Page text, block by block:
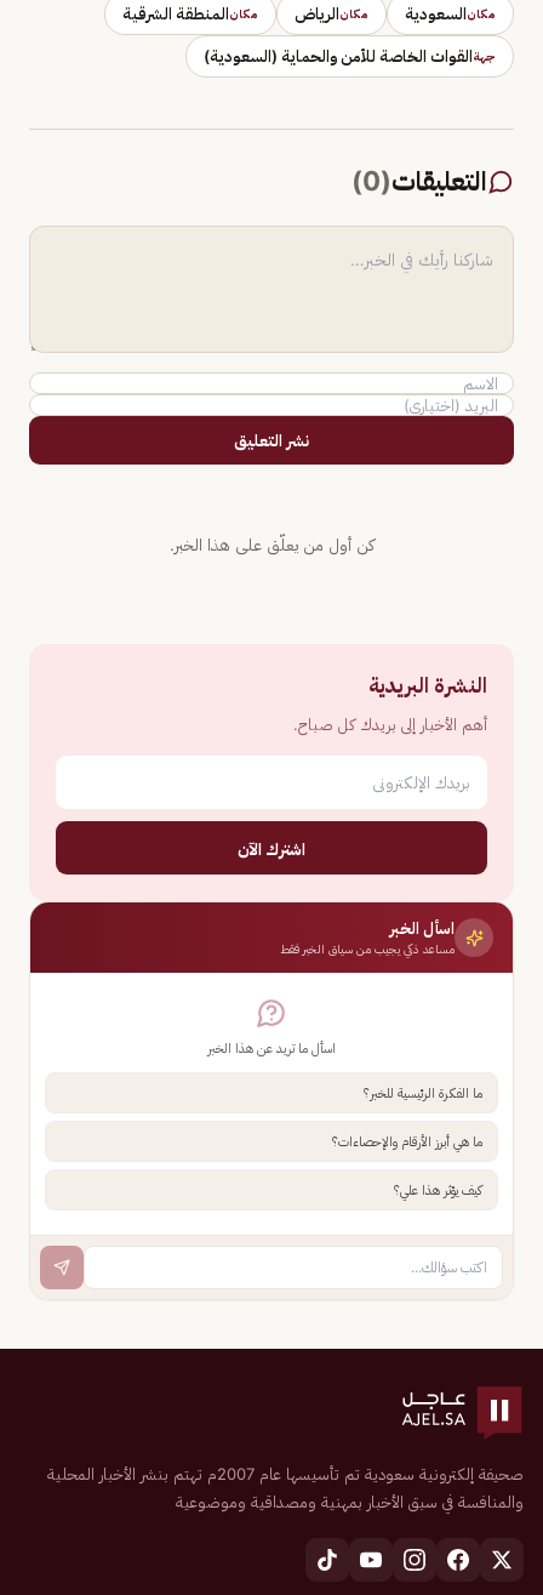
مكانالسعودية مكانالرياض مكانالمنطقة الشرقية
جهةالقوات الخاصة للأمن والحماية (السعودية)
التعليقات(
0
)
نشر التعليق
كن أول من يعلّق على هذا الخبر.
النشرة البريدية
أهم الأخبار إلى بريدك كل صباح.
اشترك الآن
اسأل الخبر
مساعد ذكي يجيب من سياق الخبر فقط
اسأل ما تريد عن هذا الخبر
ما الفكرة الرئيسية للخبر؟
ما هي أبرز الأرقام والإحصاءات؟
كيف يؤثر هذا علي؟
صحيفة إلكترونية سعودية تم تأسيسها عام 2007م تهتم بنشر الأخبار المحلية
والمنافسة في سبق الأخبار بمهنية ومصداقية وموضوعية